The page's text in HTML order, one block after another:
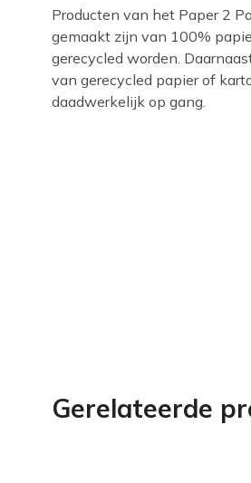
Producten van het Paper 2
gemaakt zijn van 100%
gerecycled worden.
van gerecycled papier of
daadwerkelijk op gang.
Gerelateerde